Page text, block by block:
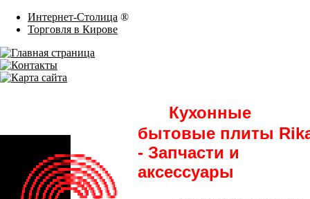
Интернет-Столица ®
Торговля в Кирове
Кухонные
бытовые плиты
- Запчасти и
аксессуары